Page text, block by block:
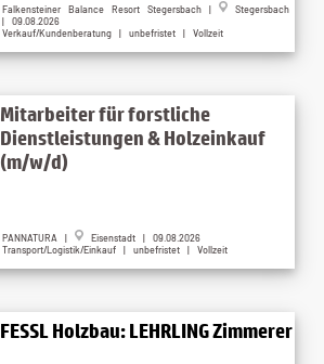
Falkensteiner Balance Resort Stegersbach |
Stegersbach
| 09.08.2026
Verkauf/Kundenberatung | unbefristet | Vollzeit
Mitarbeiter für forstliche
Dienstleistungen & Holzeinkauf
(m/w/d)
PANNATURA | Eisenstadt | 09.08.2026
Transport/Logistik/Einkauf | unbefristet | Vollzeit
FESSL Holzbau: LEHRLING Zimmerer